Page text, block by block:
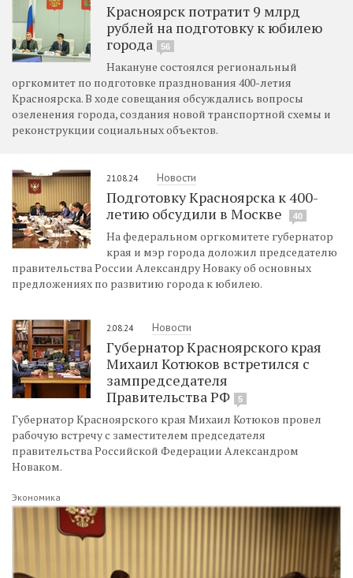
Красноярск потратит 9 млрд
рублей на подготовку к юбилею
города
56
Накануне состоялся региональный
оргкомитет по подготовке празднования 400-летия
Красноярска. В ходе совещания обсуждались вопросы
озеленения города, создания новой транспортной схемы и
реконструкции социальных объектов.
21.08.24 Новости
Подготовку Красноярска к 400-
летию обсудили в Москве
40
На федеральном оргкомитете губернатор
края и мэр города доложил председателю
правительства России Александру Новаку об основных
предложениях по развитию города к юбилею.
2.08.24 Новости
Губернатор Красноярского края
Михаил Котюков встретился с
зампредседателя
Правительства РФ
5
Губернатор Красноярского края Михаил Котюков провел
рабочую встречу с заместителем председателя
правительства Российской Федерации Александром
Новаком.
Экономика